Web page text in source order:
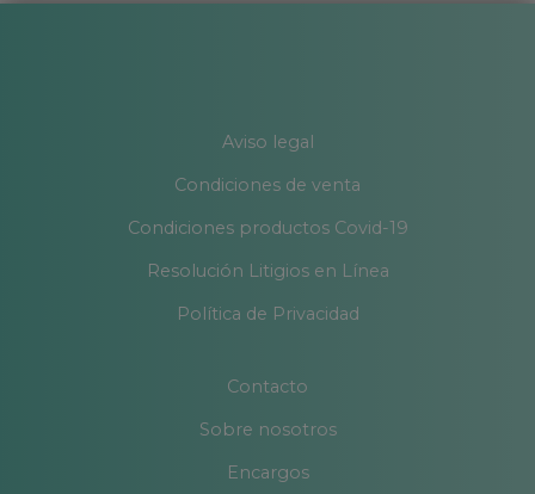
Aviso legal
Condiciones de venta
Condiciones productos Covid-19
Resolución Litigios en Línea
Política de Privacidad
Contacto
Sobre nosotros
Encargos